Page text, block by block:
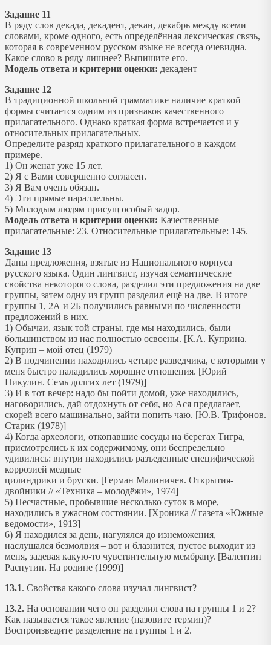
Задание 11
В ряду слов декада, декадент, декан, декабрь между всеми
словами, кроме одного, есть определённая лексическая связь,
которая в современном русском языке не всегда очевидна.
Какое слово в ряду лишнее? Выпишите его.
Модель ответа и критерии оценки: декадент
Задание 12
В традиционной школьной грамматике наличие краткой
формы считается одним из признаков качественного
прилагательного. Однако краткая форма встречается и у
относительных прилагательных.
Определите разряд краткого прилагательного в каждом
примере.
1) Он женат уже 15 лет.
2) Я с Вами совершенно согласен.
3) Я Вам очень обязан.
4) Эти прямые параллельны.
5) Молодым людям присущ особый задор.
Модель ответа и критерии оценки: Качественные
прилагательные: 23. Относительные прилагательные: 145.
Задание 13
Даны предложения, взятые из Национального корпуса
русского языка. Один лингвист, изучая семантические
свойства некоторого слова, разделил эти предложения на две
группы, затем одну из групп разделил ещё на две. В итоге
группы 1, 2А и 2Б получились равными по численности
предложений в них.
1) Обычаи, язык той страны, где мы находились, были
большинством из нас полностью освоены. [К.А. Куприна.
Куприн – мой отец (1979)
2) В подчинении находились четыре разведчика, с которыми у
меня быстро наладились хорошие отношения. [Юрий
Никулин. Семь долгих лет (1979)]
3) И в тот вечер: надо бы пойти домой, уже находились,
наговорились, дай отдохнуть от себя, но Ася предлагает,
скорей всего машинально, зайти попить чаю. [Ю.В. Трифонов.
Старик (1978)]
4) Когда археологи, откопавшие сосуды на берегах Тигра,
присмотрелись к их содержимому, они беспредельно
удивились: внутри находились разъеденные специфической
коррозией медные
цилиндрики и бруски. [Герман Малиничев. Открытия-
двойники // «Техника – молодёжи», 1974]
5) Несчастные, пробывшие несколько суток в море,
находились в ужасном состоянии. [Хроника // газета «Южные
ведомости», 1913]
6) Я находился за день, нагулялся до изнеможения,
наслушался безмолвия – вот и блазнится, пустое выходит из
меня, задевая какую-то чувствительную мембрану. [Валентин
Распутин. На родине (1999)]
13.1. Свойства какого слова изучал лингвист?
13.2. На основании чего он разделил слова на группы 1 и 2?
Как называется такое явление (назовите термин)?
Воспроизведите разделение на группы 1 и 2.